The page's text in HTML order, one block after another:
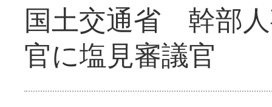
国土交通省 幹部
官に塩見審議官